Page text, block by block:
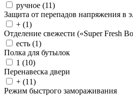
ручное (11)
Защита от перепадов напряжения в
+ (1)
Отделение свежести («Super Fresh
есть (1)
Полка для бутылок
1 (10)
Перенавеска двери
+ (11)
Режим быстрого замораживания